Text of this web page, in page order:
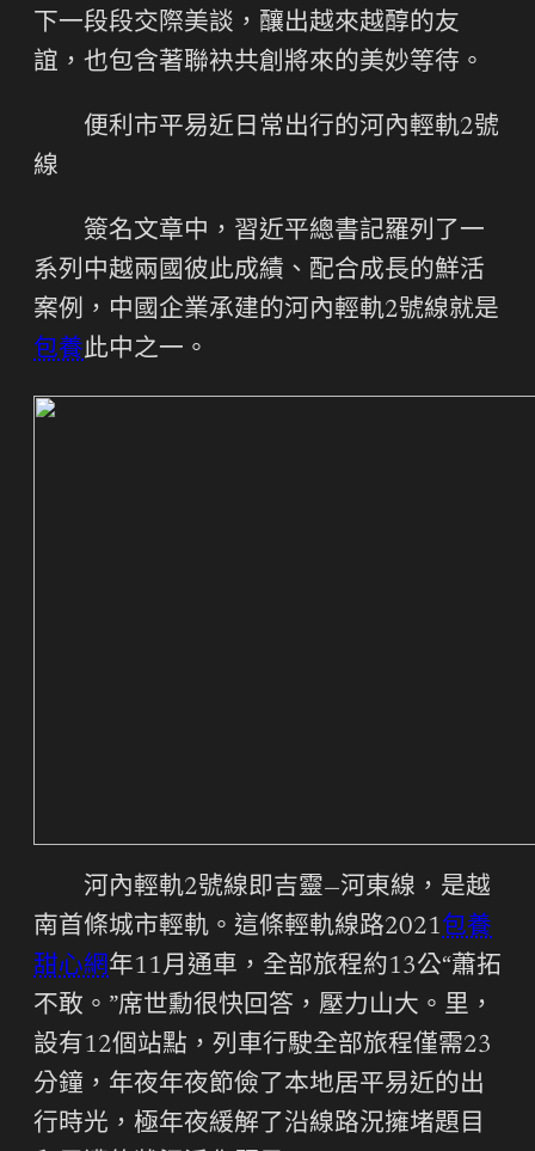
下一段段交際美談，釀出越來越醇的友
誼，也包含著聯袂共創將來的美妙等待。
便利市平易近日常出行的河內輕軌2號
線
簽名文章中，習近平總書記羅列了一
系列中越兩國彼此成績、配合成長的鮮活
案例，中國企業承建的河內輕軌2號線就是
包養此中之一。
河內輕軌2號線即吉靈—河東線，是越
南首條城市輕軌。這條輕軌線路2021包養
甜心網年11月通車，全部旅程約13公“蕭拓
不敢。”席世勳很快回答，壓力山大。里，
設有12個站點，列車行駛全部旅程僅需23
分鐘，年夜年夜節儉了本地居平易近的出
行時光，極年夜緩解了沿線路況擁堵題目